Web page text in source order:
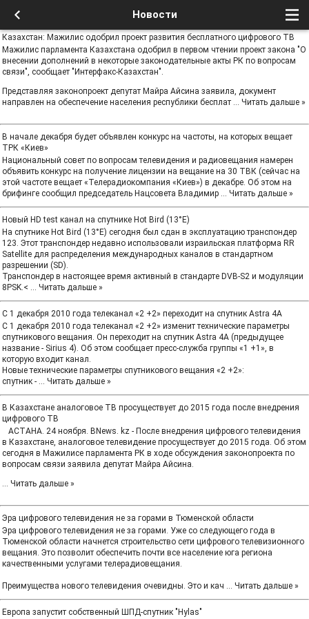
Новости
Казахстан: Мажилис одобрил проект развития бесплатного цифрового ТВ
Мажилис парламента Казахстана одобрил в первом чтении проект закона "О
внесении дополнений в некоторые законодательные акты РК по вопросам
связи", сообщает "Интерфакс-Казахстан".
Представляя законопроект депутат Майра Айсина заявила, документ
направлен на обеспечение населения республики бесплат ... Читать дальше »
В начале декабря будет объявлен конкурс на частоты, на которых вещает
ТРК «Киев»
Национальный совет по вопросам телевидения и радиовещания намерен
объявить конкурс на получение лицензии на вещание на 30 ТВК (сейчас на
этой частоте вещает «Телерадиокомпания «Киев») в декабре. Об этом на
брифинге сообщил председатель Нацсовета Владимир ... Читать дальше »
Новый HD test канал на спутнике Hot Bird (13°E)
На спутнике Hot Bird (13°E) сегодня был сдан в эксплуатацию транспондер
123. Этот транспондер недавно использовали израильская платформа RR
Satellite для распределения международных каналов в стандартном
разрешении (SD).
Транспондер в настоящее время активный в стандарте DVB-S2 и модуляции
8PSK.< ... Читать дальше »
С 1 декабря 2010 года телеканал «2 +2» переходит на спутник Astra 4A
С 1 декабря 2010 года телеканал «2 +2» изменит технические параметры
спутникового вещания. Он переходит на спутник Astra 4A (предыдущее
название - Sirius 4). Об этом сообщает пресс-служба группы «1 +1», в
которую входит канал.
Новые технические параметры спутникового вещания «2 +2»:
спутник - ... Читать дальше »
В Казахстане аналоговое ТВ просуществует до 2015 года после внедрения
цифрового ТВ
АСТАНА. 24 ноября. BNews. kz - После внедрения цифрового телевидения
в Казахстане, аналоговое телевидение просуществует до 2015 года. Об этом
сегодня в Мажилисе парламента РК в ходе обсуждения законопроекта по
вопросам связи заявила депутат Майра Айсина.
... Читать дальше »
Эра цифрового телевидения не за горами в Тюменской области
Эра цифрового телевидения не за горами. Уже со следующего года в
Тюменской области начнется строительство сети цифрового телевизионного
вещания. Это позволит обеспечить почти все население юга региона
качественными услугами телерадиовещания.
Преимущества нового телевидения очевидны. Это и кач ... Читать дальше »
Европа запустит собственный ШПД-спутник "Hylas"